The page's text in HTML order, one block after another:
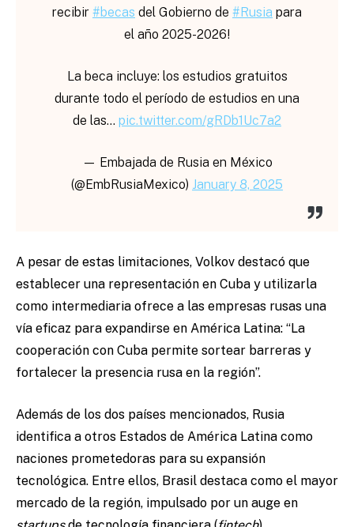
recibir #becas del Gobierno de #Rusia para
el año 2025-2026!
La beca incluye: los estudios gratuitos
durante todo el período de estudios en una
de las… pic.twitter.com/gRDb1Uc7a2
— Embajada de Rusia en México
(@EmbRusiaMexico) January 8, 2025
A pesar de estas limitaciones, Volkov destacó que
establecer una representación en Cuba y utilizarla
como intermediaria ofrece a las empresas rusas una
vía eficaz para expandirse en América Latina: “La
cooperación con Cuba permite sortear barreras y
fortalecer la presencia rusa en la región”.
Además de los dos países mencionados, Rusia
identifica a otros Estados de América Latina como
naciones prometedoras para su expansión
tecnológica. Entre ellos, Brasil destaca como el mayor
mercado de la región, impulsado por un auge en